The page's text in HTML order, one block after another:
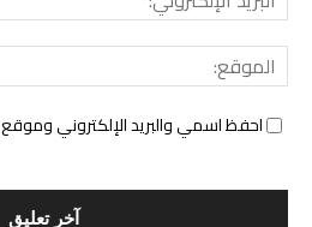
احفظ اسمي والبريد الإلكتروني